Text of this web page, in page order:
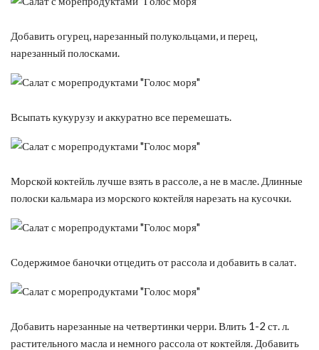
Добавить огурец, нарезанный полукольцами, и перец,
нарезанный полосками.
Всыпать кукурузу и аккуратно все перемешать.
Морской коктейль лучше взять в рассоле, а не в масле. Длинные
полоски кальмара из морского коктейля нарезать на кусочки.
Содержимое баночки отцедить от рассола и добавить в салат.
Добавить нарезанные на четвертинки черри. Влить 1-2 ст. л.
растительного масла и немного рассола от коктейля. Добавить